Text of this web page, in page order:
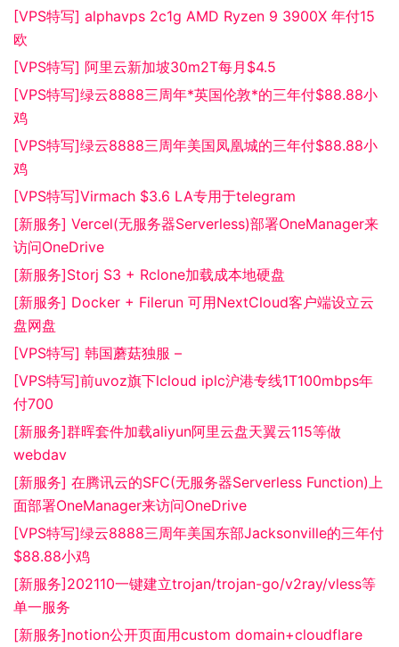
[VPS特写] alphavps 2c1g AMD Ryzen 9 3900X 年付15
欧
[VPS特写] 阿里云新加坡30m2T每月$4.5
[VPS特写]绿云8888三周年*英国伦敦*的三年付$88.88小
鸡
[VPS特写]绿云8888三周年美国凤凰城的三年付$88.88小
鸡
[VPS特写]Virmach $3.6 LA专用于telegram
[新服务] Vercel(无服务器Serverless)部署OneManager来
访问OneDrive
[新服务]Storj S3 + Rclone加载成本地硬盘
[新服务] Docker + Filerun 可用NextCloud客户端设立云
盘网盘
[VPS特写] 韩国蘑菇独服 –
[VPS特写]前uvoz旗下lcloud iplc沪港专线1T100mbps年
付700
[新服务]群晖套件加载aliyun阿里云盘天翼云115等做
webdav
[新服务] 在腾讯云的SFC(无服务器Serverless Function)上
面部署OneManager来访问OneDrive
[VPS特写]绿云8888三周年美国东部Jacksonville的三年付
$88.88小鸡
[新服务]202110一键建立trojan/trojan-go/v2ray/vless等
单一服务
[新服务]notion公开页面用custom domain+cloudflare